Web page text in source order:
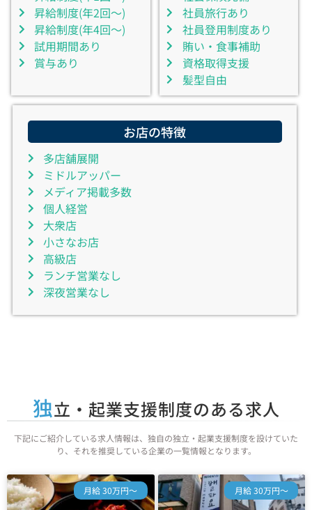
昇給制度(年2回～)
昇給制度(年4回～)
試用期間あり
賞与あり
社員旅行あり
社員登用制度あり
賄い・食事補助
資格取得支援
髪型自由
お店の特徴
多店舗展開
ミドルアッパー
メディア掲載多数
個人経営
大衆店
小さなお店
高級店
ランチ営業なし
深夜営業なし
独立・起業支援制度のある求人
下記にご紹介している求人情報は、独自の独立・起業支援制度を設けていた
り、それを推奨している企業の一覧情報となります。
月給 30万円～ 月給 30万円～